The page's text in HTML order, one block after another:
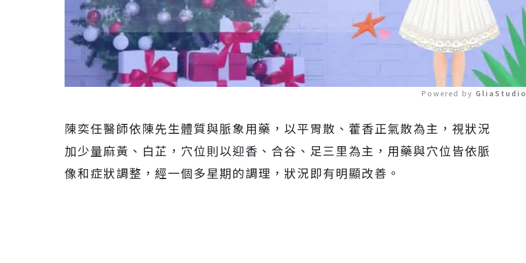
Mute
Powered by
陳奕任醫師依陳先生體質與脈象用藥，以平胃散、藿香正氣散為主，視狀況
加少量麻黃、白芷，穴位則以迎香、合谷、足三里為主，用藥與穴位皆依脈
像和症狀調整，經一個多星期的調理，狀況即有明顯改善。